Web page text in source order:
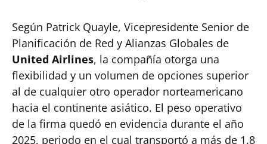
Según Patrick Quayle, Vicepresidente Senior de
Planificación de Red y Alianzas Globales de
United Airlines, la compañía otorga una
flexibilidad y un volumen de opciones superior
al de cualquier otro operador norteamericano
hacia el continente asiático. El peso operativo
de la firma quedó en evidencia durante el año
2025, periodo en el cual transportó a más de 1.8